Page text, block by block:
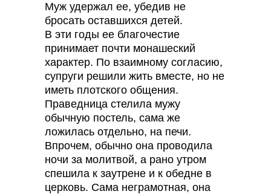
Муж удержал ее, убедив не
бросать оставшихся детей.
В эти годы ее благочестие
принимает почти монашеский
характер. По взаимному согласию,
супруги решили жить вместе, но не
иметь плотского общения.
Праведница стелила мужу
обычную постель, сама же
ложилась отдельно, на печи.
Впрочем, обычно она проводила
ночи за молитвой, а рано утром
спешила к заутрене и к обедне в
церковь. Сама неграмотная, она